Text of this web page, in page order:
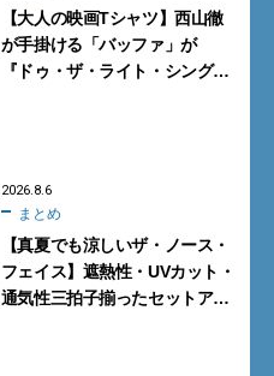
【大人の映画Tシャツ】西山徹
が手掛ける「バッファ」が
『ドゥ・ザ・ライト・シング』
2026.8.6
まとめ
【真夏でも涼しいザ・ノース・
フェイス】遮熱性・UVカット・
通気性三拍子揃ったセットアッ